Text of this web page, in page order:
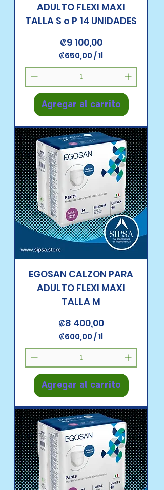
ADULTO FLEXI MAXI
TALLA S o P 14 UNIDADES
Precio
₡9 100,00
₡650,00/1l
₡
6
5
0
,
p
o
r
1
L
i
t
o
Agregar al carrito
EGOSAN CALZON PARA
ADULTO FLEXI MAXI
TALLA M
Precio
₡8 400,00
₡600,00/1l
₡
6
0
0
,
0
0
p
o
r
1
L
i
t
r
o
Agregar al carrito